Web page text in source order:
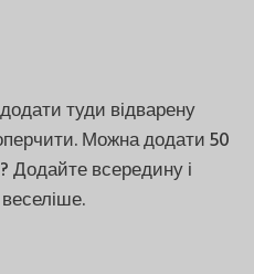
туди відварену
Можна додати 50
Додайте всередину і